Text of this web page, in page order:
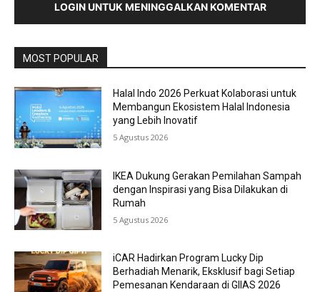
LOGIN UNTUK MENINGGALKAN KOMENTAR
MOST POPULAR
Halal Indo 2026 Perkuat Kolaborasi untuk
Membangun Ekosistem Halal Indonesia
yang Lebih Inovatif
5 Agustus 2026
IKEA Dukung Gerakan Pemilahan Sampah
dengan Inspirasi yang Bisa Dilakukan di
Rumah
5 Agustus 2026
iCAR Hadirkan Program Lucky Dip
Berhadiah Menarik, Eksklusif bagi Setiap
Pemesanan Kendaraan di GIIAS 2026